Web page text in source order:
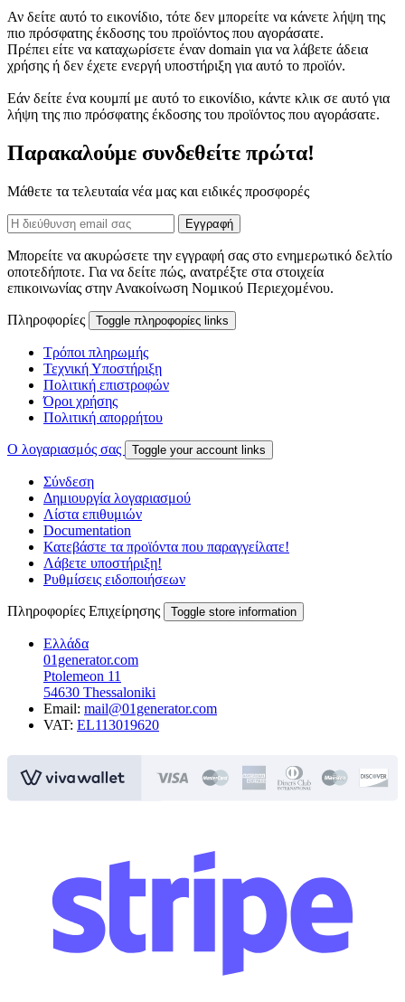
Αν δείτε αυτό το εικονίδιο, τότε δεν μπορείτε να κάνετε λήψη της
πιο πρόσφατης έκδοσης του προϊόντος που αγοράσατε.
Πρέπει είτε να καταχωρίσετε έναν domain για να λάβετε άδεια
χρήσης ή δεν έχετε ενεργή υποστήριξη για αυτό το προϊόν.
Εάν δείτε ένα κουμπί με αυτό το εικονίδιο, κάντε κλικ σε αυτό για
λήψη της πιο πρόσφατης έκδοσης του προϊόντος που αγοράσατε.
Παρακαλούμε συνδεθείτε πρώτα!
Μάθετε τα τελευταία νέα μας και ειδικές προσφορές
Μπορείτε να ακυρώσετε την εγγραφή σας στο ενημερωτικό δελτίο
οποτεδήποτε. Για να δείτε πώς, ανατρέξτε στα στοιχεία
επικοινωνίας στην Ανακοίνωση Νομικού Περιεχομένου.
Πληροφορίες Toggle πληροφορίες links
Τρόποι πληρωμής
Τεχνική Υποστήριξη
Πολιτική επιστροφών
Όροι χρήσης
Πολιτική απορρήτου
Ο λογαριασμός σας Toggle your account links
Σύνδεση
Δημιουργία λογαριασμού
Λίστα επιθυμιών
Documentation
Κατεβάστε τα προϊόντα που παραγγείλατε!
Λάβετε υποστήριξη!
Ρυθμίσεις ειδοποιήσεων
Πληροφορίες Επιχείρησης Toggle store information
Ελλάδα
01generator.com
Ptolemeon 11
54630 Thessaloniki
Email: mail@01generator.com
VAT: EL113019620